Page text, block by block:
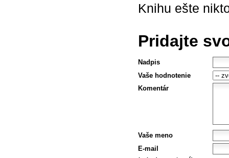
Knihu ešte
Pridajte
Nadpis
Vaše hodnotenie
Komentár
Vaše meno
E-mail